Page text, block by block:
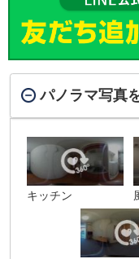
パノラマ写真
キッチン